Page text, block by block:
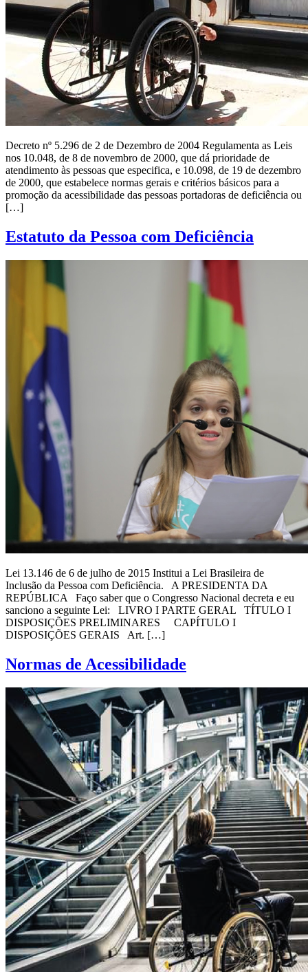
CADASTRAMENTO
Decreto nº 5.296 de 2 de Dezembro de 2004 Regulamenta as Leis
nos 10.048, de 8 de novembro de 2000, que dá prioridade de
atendimento às pessoas que especifica, e 10.098, de 19 de dezembro
de 2000, que estabelece normas gerais e critérios básicos para a
promoção da acessibilidade das pessoas portadoras de deficiência ou
[…]
Estatuto da Pessoa com Deficiência
Lei 13.146 de 6 de julho de 2015 Institui a Lei Brasileira de
Inclusão da Pessoa com Deficiência. A PRESIDENTA DA
REPÚBLICA Faço saber que o Congresso Nacional decreta e eu
sanciono a seguinte Lei: LIVRO I PARTE GERAL TÍTULO I
DISPOSIÇÕES PRELIMINARES CAPÍTULO I
DISPOSIÇÕES GERAIS Art. […]
Normas de Acessibilidade